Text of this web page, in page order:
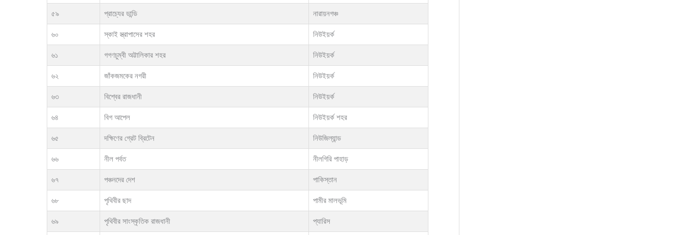
৫৯ প্রাচ্যের ডান্ডি নারায়নগঞ্চ
৬০ স্কাই স্ত্রাপাসের শহর নিউইয়র্ক
৬১ গগণচুম্বী অট্টালিকার শহর নিউইয়র্ক
৬২ জাঁকজমকের নগরী নিউইয়র্ক
৬৩ বিশ্বের রাজধানী নিউইয়র্ক
৬৪ বিগ আপেল নিউইয়র্ক শহর
৬৫ দক্ষিণের গ্রেট ব্রিটেন নিউজিল্যান্ড
৬৬ নীল পর্বত নীলগিরি পাহাড়
৬৭ পঞ্চনদের দেশ পাকিস্তান
৬৮ পৃথিবীর ছাদ পামীর মালভূমি
৬৯ পৃথিবীর সাংস্কৃতিক রাজধানী প্যারিস